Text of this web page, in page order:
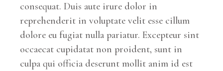
consequat. Duis aute irure dolor in
reprehenderit in voluptate velit esse cillum
dolore eu fugiat nulla pariatur. Excepteur sint
occaecat cupidatat non proident, sunt in
culpa qui officia deserunt mollit anim id est